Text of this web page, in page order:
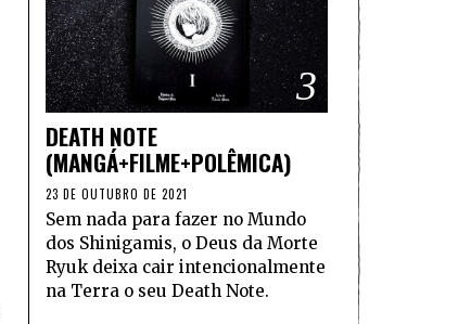
3
DEATH NOTE
(MANGÁ+FILME+POLÊMICA)
23 DE OUTUBRO DE 2021
Sem nada para fazer no Mundo
dos Shinigamis, o Deus da Morte
Ryuk deixa cair intencionalmente
na Terra o seu Death Note.